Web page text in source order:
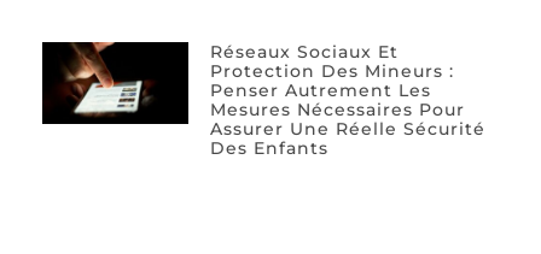
Réseaux Sociaux Et
Protection Des Mineurs :
Penser Autrement Les
Mesures Nécessaires Pour
Assurer Une Réelle Sécurité
Des Enfants